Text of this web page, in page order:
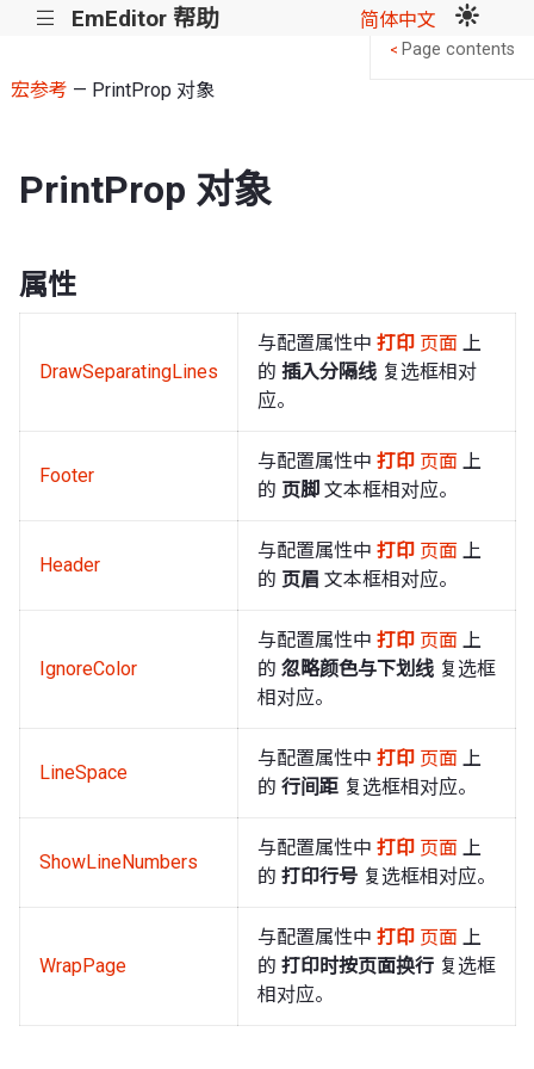
||| EmEditor 帮助 简体中文
宏参考 — PrintProp 对象
PrintProp 对象
属性
DrawSeparatingLines
与配置属性中 打印 页面 上
的 插入分隔线 复选框相对
应。
Footer
与配置属性中 打印 页面 上
的 页脚 文本框相对应。
Header
与配置属性中 打印 页面 上
的 页眉 文本框相对应。
IgnoreColor
与配置属性中 打印 页面 上
的 忽略颜色与下划线 复选框
相对应。
LineSpace
与配置属性中 打印 页面 上
的 行间距 复选框相对应。
ShowLineNumbers
与配置属性中 打印 页面 上
的 打印行号 复选框相对应。
WrapPage
与配置属性中 打印 页面 上
的 打印时按页面换行 复选框
相对应。
< Page contents